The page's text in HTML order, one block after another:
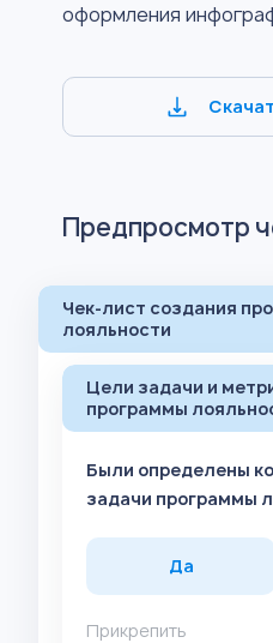
оформления
Предпросмотр
Чек-лист создания
лояльности
Цели задачи и
программы
Были определены
задачи программы
Да
Прикрепить